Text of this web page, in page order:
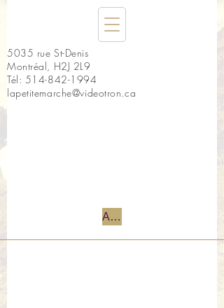
5035 rue St-Denis
Montréal, H2J 2L9
Tél: 514-842-1994
lapetitemarche@videotron.ca
Accueil